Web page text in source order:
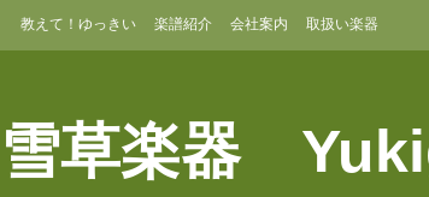
教えて！ゆっきい 楽譜紹介 会社案内 取扱い楽器
雪草楽器